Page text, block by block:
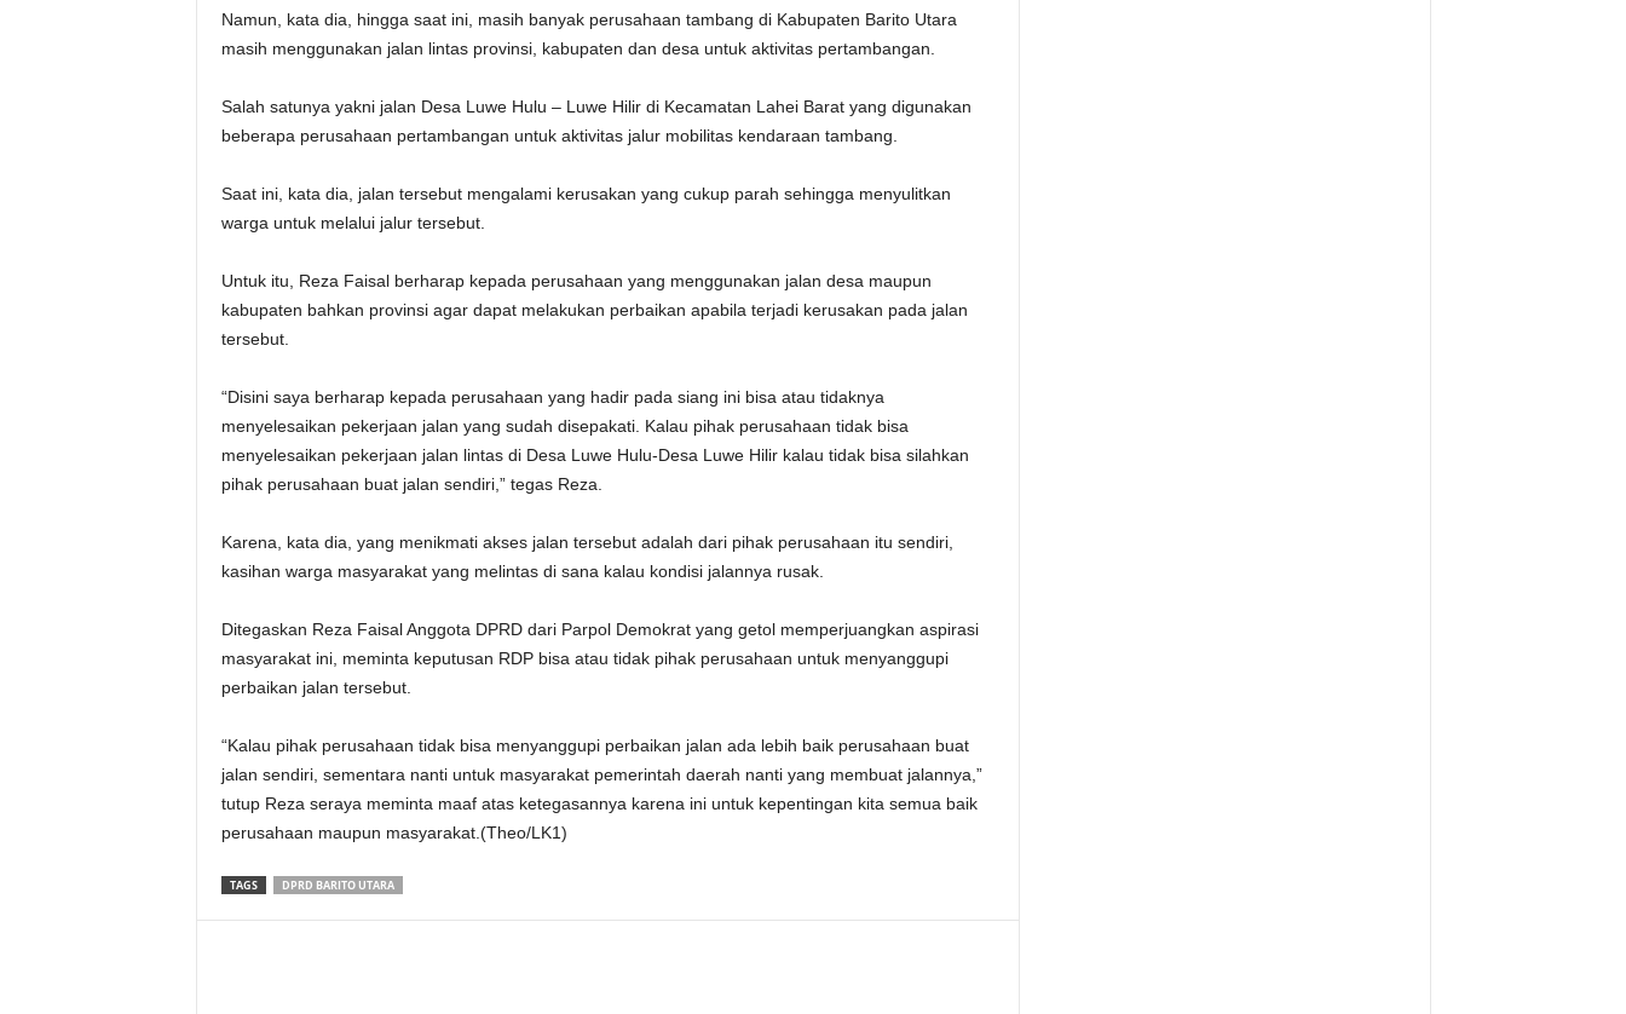
Namun, kata dia, hingga saat ini, masih banyak perusahaan tambang di Kabupaten Barito Utara
masih menggunakan jalan lintas provinsi, kabupaten dan desa untuk aktivitas pertambangan.
Salah satunya yakni jalan Desa Luwe Hulu – Luwe Hilir di Kecamatan Lahei Barat yang digunakan
beberapa perusahaan pertambangan untuk aktivitas jalur mobilitas kendaraan tambang.
Saat ini, kata dia, jalan tersebut mengalami kerusakan yang cukup parah sehingga menyulitkan
warga untuk melalui jalur tersebut.
Untuk itu, Reza Faisal berharap kepada perusahaan yang menggunakan jalan desa maupun
kabupaten bahkan provinsi agar dapat melakukan perbaikan apabila terjadi kerusakan pada jalan
tersebut.
“Disini saya berharap kepada perusahaan yang hadir pada siang ini bisa atau tidaknya
menyelesaikan pekerjaan jalan yang sudah disepakati. Kalau pihak perusahaan tidak bisa
menyelesaikan pekerjaan jalan lintas di Desa Luwe Hulu-Desa Luwe Hilir kalau tidak bisa silahkan
pihak perusahaan buat jalan sendiri,” tegas Reza.
Karena, kata dia, yang menikmati akses jalan tersebut adalah dari pihak perusahaan itu sendiri,
kasihan warga masyarakat yang melintas di sana kalau kondisi jalannya rusak.
Ditegaskan Reza Faisal Anggota DPRD dari Parpol Demokrat yang getol memperjuangkan aspirasi
masyarakat ini, meminta keputusan RDP bisa atau tidak pihak perusahaan untuk menyanggupi
perbaikan jalan tersebut.
“Kalau pihak perusahaan tidak bisa menyanggupi perbaikan jalan ada lebih baik perusahaan buat
jalan sendiri, sementara nanti untuk masyarakat pemerintah daerah nanti yang membuat jalannya,”
tutup Reza seraya meminta maaf atas ketegasannya karena ini untuk kepentingan kita semua baik
perusahaan maupun masyarakat.(Theo/LK1)
TAGS DPRD BARITO UTARA